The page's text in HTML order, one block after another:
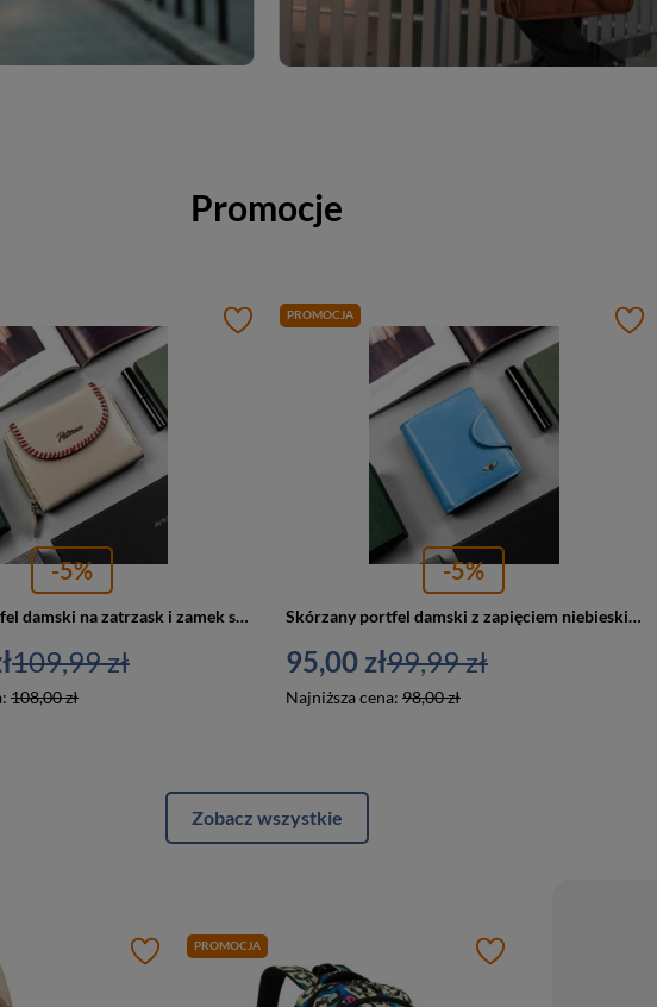
Promocje
-5%
Skórzany portfel damski na zatrzask i zamek szary — Peterson KA-21
108,00 zł
109,99 zł
PROMOCJA
-5%
Skórzany portfel damski z zapięciem niebieski RFID — Peterson 2517-BO
95,00 zł
Najniższa cena: 98,00 zł
99,99 zł
Zobacz wszystkie
PROMOCJA